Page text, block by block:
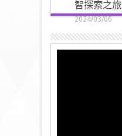
智探索之旅
2024/03/06